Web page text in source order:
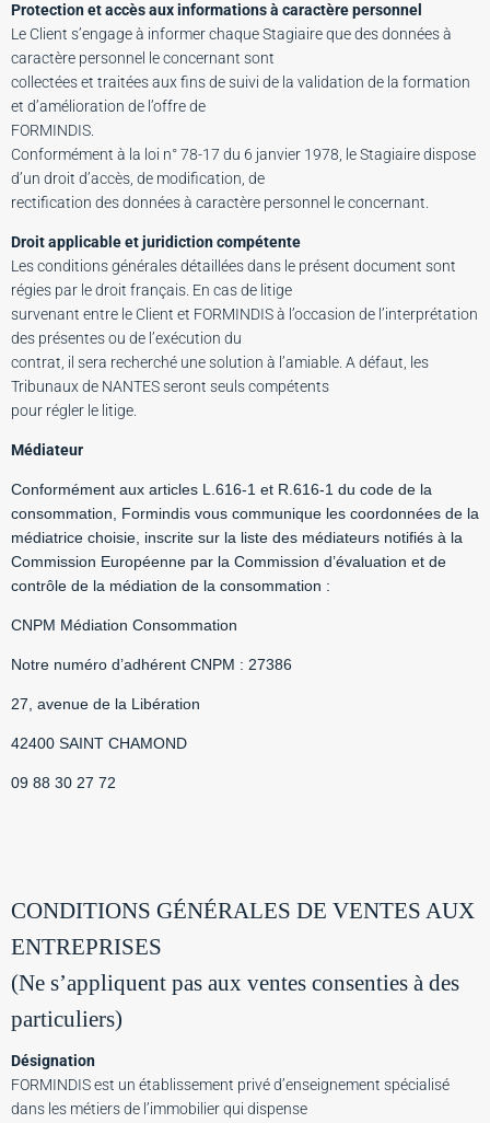
Protection et accès aux informations à caractère personnel
Le Client s’engage à informer chaque Stagiaire que des données à
caractère personnel le concernant sont
collectées et traitées aux fins de suivi de la validation de la formation
et d’amélioration de l’offre de
FORMINDIS.
Conformément à la loi n° 78-17 du 6 janvier 1978, le Stagiaire dispose
d’un droit d’accès, de modification, de
rectification des données à caractère personnel le concernant.
Droit applicable et juridiction compétente
Les conditions générales détaillées dans le présent document sont
régies par le droit français. En cas de litige
survenant entre le Client et FORMINDIS à l’occasion de l’interprétation
des présentes ou de l’exécution du
contrat, il sera recherché une solution à l’amiable. A défaut, les
Tribunaux de NANTES seront seuls compétents
pour régler le litige.
Médiateur
Conformément aux articles L.616-1 et R.616-1 du code de la
consommation, Formindis vous communique les coordonnées de la
médiatrice choisie, inscrite sur la liste des médiateurs notifiés à la
Commission Européenne par la Commission d’évaluation et de
contrôle de la médiation de la consommation :
CNPM Médiation Consommation
Notre numéro d’adhérent CNPM : 27386
27, avenue de la Libération
42400 SAINT CHAMOND
09 88 30 27 72
CONDITIONS GÉNÉRALES DE VENTES AUX
ENTREPRISES
(Ne s’appliquent pas aux ventes consenties à des
particuliers)
Désignation
FORMINDIS est un établissement privé d’enseignement spécialisé
dans les métiers de l’immobilier qui dispense